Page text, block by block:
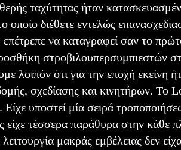
ταχύτητας ήταν
οποίο διέθετε εντελώς
να καταγραφεί σαν το
στροβιλουπερσυμπιεστών
λοιπόν ότι για την εποχή εκείνη
σχεδίασης και κινητήρων.
Είχε υποστεί μία σειρά
είχε τέσσερα παράθυρα στην κάθε
λειτουργία μακράς εμβέλειας δεν